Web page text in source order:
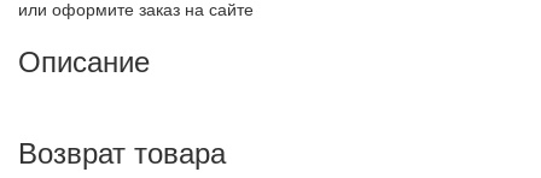
или оформите заказ на сайте
Описание
Возврат товара